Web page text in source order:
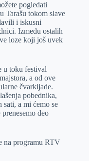
pogledati
Tarašu tokom slave
i iskusni
Između ostalih
loze koji još uvek
u toku festival
a od ove
čvarkijade.
pobednika,
sati, a mi ćemo se
deo
na programu RTV